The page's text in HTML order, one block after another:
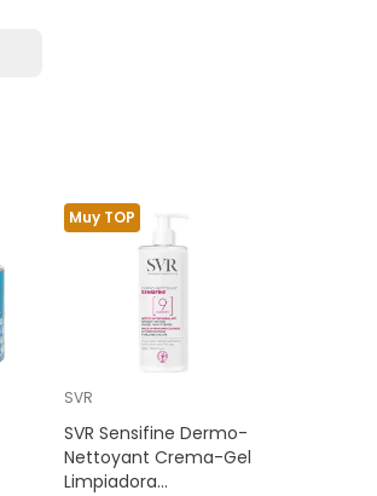
Muy TOP
SVR
SVR Sensifine Dermo-
Nettoyant Crema-Gel
Limpiadora